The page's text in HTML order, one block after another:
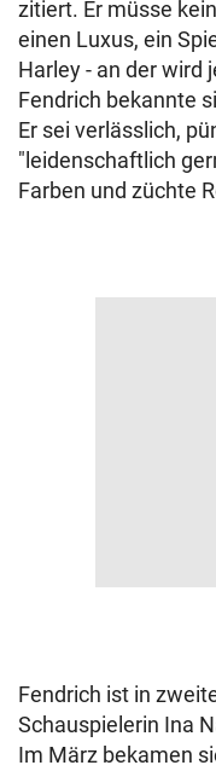
zitiert. Er müsse
einen Luxus, ein
Harley - an der wird
Fendrich bekannte
Er sei verlässlich,
"leidenschaftlich
Farben und züchte
Fendrich ist in
Schauspielerin Ina
Im März bekamen